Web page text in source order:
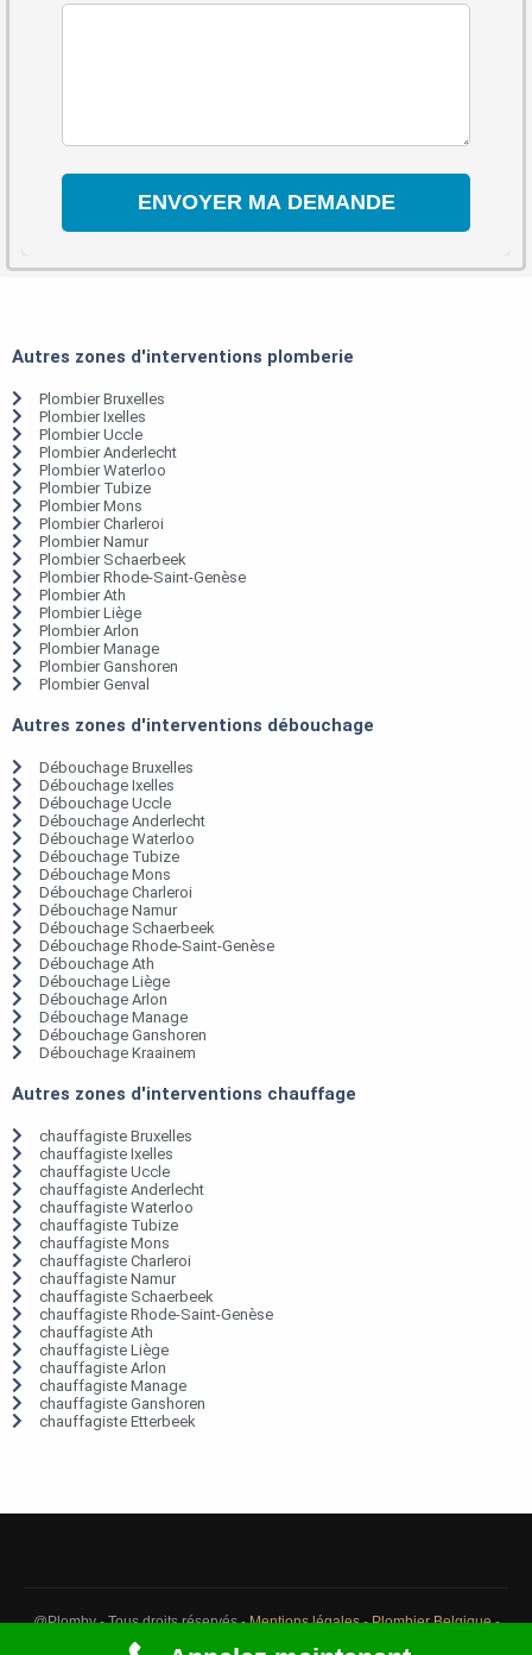
Autres zones d'interventions plomberie
Plombier Bruxelles
Plombier Ixelles
Plombier Uccle
Plombier Anderlecht
Plombier Waterloo
Plombier Tubize
Plombier Mons
Plombier Charleroi
Plombier Namur
Plombier Schaerbeek
Plombier Rhode-Saint-Genèse
Plombier Ath
Plombier Liège
Plombier Arlon
Plombier Manage
Plombier Ganshoren
Plombier Genval
Autres zones d'interventions débouchage
Débouchage Bruxelles
Débouchage Ixelles
Débouchage Uccle
Débouchage Anderlecht
Débouchage Waterloo
Débouchage Tubize
Débouchage Mons
Débouchage Charleroi
Débouchage Namur
Débouchage Schaerbeek
Débouchage Rhode-Saint-Genèse
Débouchage Ath
Débouchage Liège
Débouchage Arlon
Débouchage Manage
Débouchage Ganshoren
Débouchage Kraainem
Autres zones d'interventions chauffage
chauffagiste Bruxelles
chauffagiste Ixelles
chauffagiste Uccle
chauffagiste Anderlecht
chauffagiste Waterloo
chauffagiste Tubize
chauffagiste Mons
chauffagiste Charleroi
chauffagiste Namur
chauffagiste Schaerbeek
chauffagiste Rhode-Saint-Genèse
chauffagiste Ath
chauffagiste Liège
chauffagiste Arlon
chauffagiste Manage
chauffagiste Ganshoren
chauffagiste Etterbeek
@Plomby - Tous droits réservés -Mentions légales-Plombier Belgique-
Débouchage Belgique